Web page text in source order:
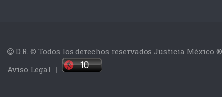
D.R. © Todos los derechos reservados Justicia México ®
Aviso Legal |